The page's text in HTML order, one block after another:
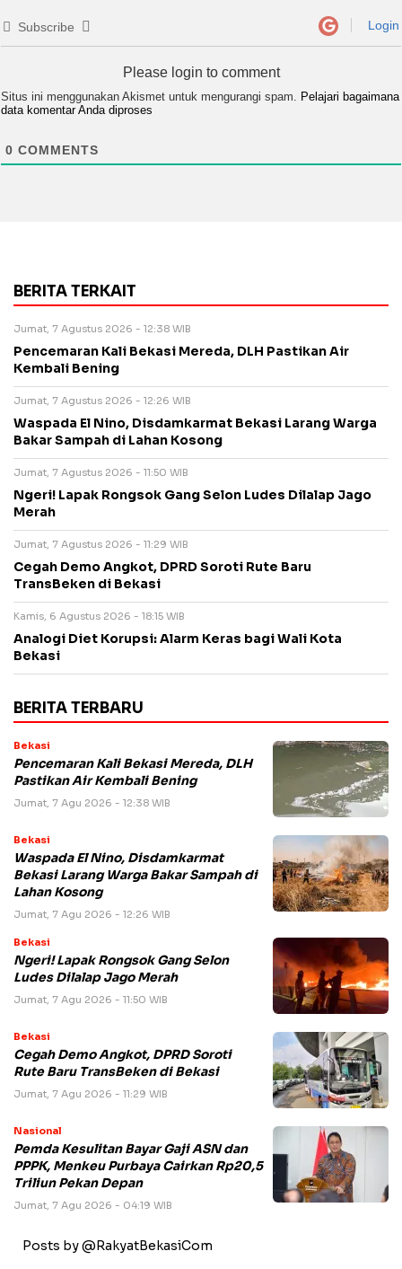
Subscribe Login
Please login to comment
Situs ini menggunakan Akismet untuk mengurangi spam.
Pelajari bagaimana
data komentar Anda diproses
0 COMMENTS
BERITA TERKAIT
Jumat, 7 Agustus 2026 - 12:38 WIB
Pencemaran Kali Bekasi Mereda, DLH Pastikan Air
Kembali Bening
Jumat, 7 Agustus 2026 - 12:26 WIB
Waspada El Nino, Disdamkarmat Bekasi Larang Warga
Bakar Sampah di Lahan Kosong
Jumat, 7 Agustus 2026 - 11:50 WIB
Ngeri! Lapak Rongsok Gang Selon Ludes Dilalap Jago
Merah
Jumat, 7 Agustus 2026 - 11:29 WIB
Cegah Demo Angkot, DPRD Soroti Rute Baru
TransBeken di Bekasi
Kamis, 6 Agustus 2026 - 18:15 WIB
Analogi Diet Korupsi: Alarm Keras bagi Wali Kota
Bekasi
BERITA TERBARU
Bekasi
Pencemaran Kali Bekasi Mereda, DLH
Pastikan Air Kembali Bening
Jumat, 7 Agu 2026 - 12:38 WIB
Bekasi
Waspada El Nino, Disdamkarmat
Bekasi Larang Warga Bakar Sampah di
Lahan Kosong
Jumat, 7 Agu 2026 - 12:26 WIB
Bekasi
Ngeri! Lapak Rongsok Gang Selon
Ludes Dilalap Jago Merah
Jumat, 7 Agu 2026 - 11:50 WIB
Bekasi
Cegah Demo Angkot, DPRD Soroti
Rute Baru TransBeken di Bekasi
Jumat, 7 Agu 2026 - 11:29 WIB
Nasional
Pemda Kesulitan Bayar Gaji ASN dan
PPPK, Menkeu Purbaya Cairkan Rp20,5
Triliun Pekan Depan
Jumat, 7 Agu 2026 - 04:19 WIB
Posts by @RakyatBekasiCom